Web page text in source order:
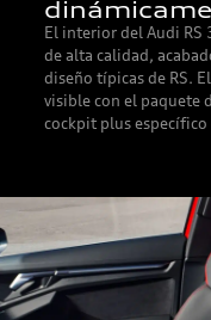
El interior del Audi RS
de alta calidad,
diseño típicas de RS.
visible con el paquete
cockpit plus específico